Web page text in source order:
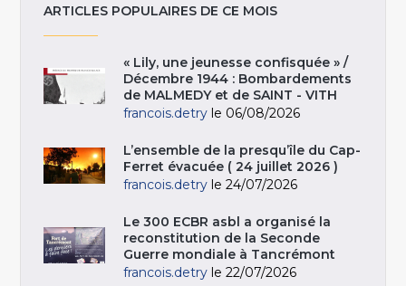
ARTICLES POPULAIRES DE CE MOIS
« Lily, une jeunesse confisquée » /
Décembre 1944 : Bombardements
de MALMEDY et de SAINT - VITH
francois.detry le 06/08/2026
L’ensemble de la presqu’île du Cap-
Ferret évacuée ( 24 juillet 2026 )
francois.detry le 24/07/2026
Le 300 ECBR asbl a organisé la
reconstitution de la Seconde
Guerre mondiale à Tancrémont
francois.detry le 22/07/2026